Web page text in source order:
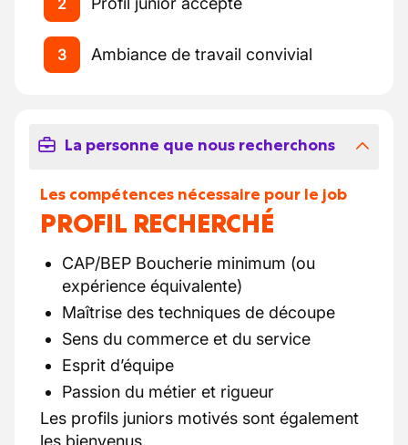
2
3 Ambiance de travail convivial
La personne que nous recherchons
Les compétences nécessaire pour le job
PROFIL RECHERCHÉ
CAP/BEP Boucherie minimum (ou
expérience équivalente)
Maîtrise des techniques de découpe
Sens du commerce et du service
Esprit d’équipe
Passion du métier et rigueur
Les profils juniors motivés sont également
les bienvenus.